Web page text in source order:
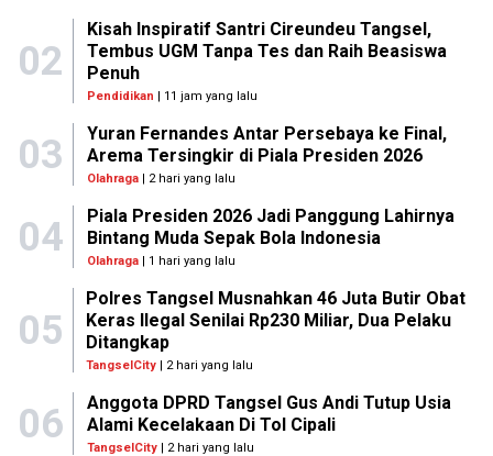
02
Kisah Inspiratif Santri Cireundeu Tangsel,
Tembus UGM Tanpa Tes dan Raih Beasiswa
Penuh
Pendidikan | 11 jam yang lalu
03
Yuran Fernandes Antar Persebaya ke Final,
Arema Tersingkir di Piala Presiden 2026
Olahraga| 2 hari yang lalu
04
Piala Presiden 2026 Jadi Panggung Lahirnya
Bintang Muda Sepak Bola Indonesia
Olahraga| 1 hari yang lalu
05
Polres Tangsel Musnahkan 46 Juta Butir Obat
Keras Ilegal Senilai Rp230 Miliar, Dua Pelaku
Ditangkap
TangselCity | 2 hari yang lalu
06
Anggota DPRD Tangsel Gus Andi Tutup Usia
Alami Kecelakaan Di Tol Cipali
TangselCity| 2 hari yang lalu